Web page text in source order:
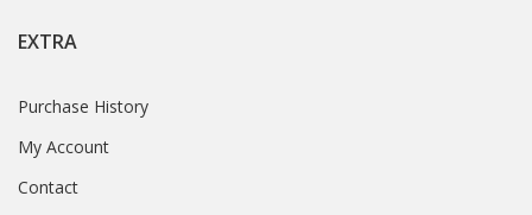
EXTRA
Purchase History
My Account
Contact